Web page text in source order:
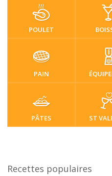
POULET
PAIN
PÂTES ST
Recettes populaires